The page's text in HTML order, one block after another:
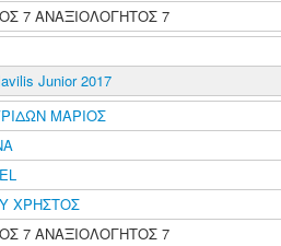
7 ΑΝΑΞΙΟΛΟΓΗΤΟΣ 7
Junior 2017
ΜΑΡΙΟΣ
ΧΡΗΣΤΟΣ
7 ΑΝΑΞΙΟΛΟΓΗΤΟΣ 7